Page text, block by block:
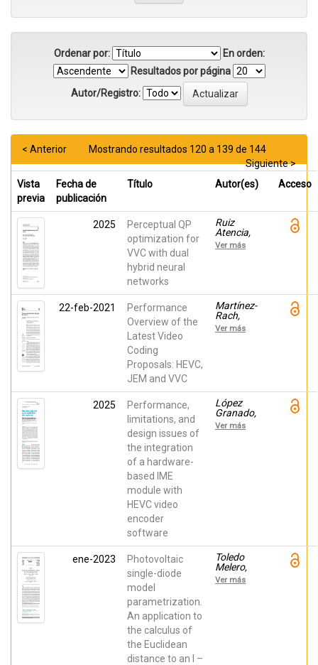
Ordenar por:
En orden:
Resultados por página
Autor/Registro:
Mostrando resultados 120 a 139 de 144
< Anterior
Siguiente >
Vista
previa
Fecha de
publicación
Título Autor(es) Acceso
2025
Perceptual QP
optimization for
VVC with dual
hybrid neural
networks
Ruiz
Atencia,
Javier;
Lopez
Malumbres,
Manuel;
Martínez-
Rach,
Miguel
Ver más
22-feb-2021
Performance
Overview of the
Latest Video
Coding
Proposals: HEVC,
JEM and VVC
Martínez-
Rach,
Miguel
Onofre;
Mario;
Galiano,
Vicente;
Malumbres,
Ver más
2025
Performance,
limitations, and
design issues of
the integration
of a hardware-
based IME
module with
HEVC video
encoder
software
López
Granado,
Otoniel;
Migallón,
Ver más
ene-2023
Photovoltaic
single-diode
model
parametrization.
An application to
the calculus of
the Euclidean
distance to an I –
Toledo
Melero,
Fco. Javier;
Galiano,
Ver más